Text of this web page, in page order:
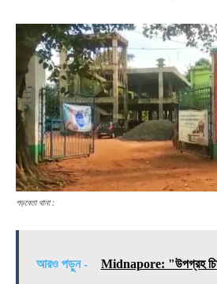
গড়বেতা থানা :
আরও পড়ুন - Midnapore: "উপগ্রহ